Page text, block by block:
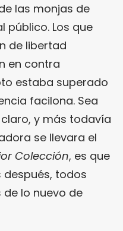
las monjas de
público. Los que
de libertad
en contra
estaba superado
facilona. Sea
y más todavía
se llevara el
Colección, es que
después, todos
lo nuevo de